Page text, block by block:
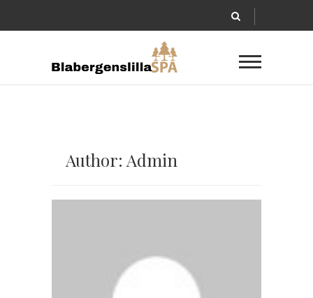
Author: Admin